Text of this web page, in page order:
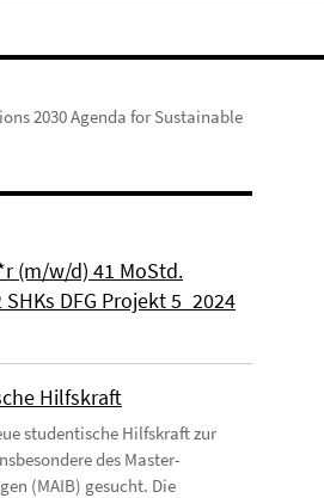
2030 Agenda for Sustainable
(m/w/d) 41 MoStd.
DFG Projekt 5_2024
Hilfskraft
studentische Hilfskraft zur
des Master-
(MAIB) gesucht. Die